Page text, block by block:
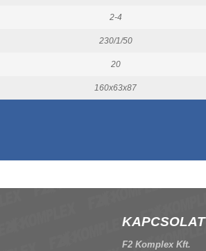
2-4
230/1/50
20
160x63x87
KAPCSOLAT
F2 Komplex Kft.